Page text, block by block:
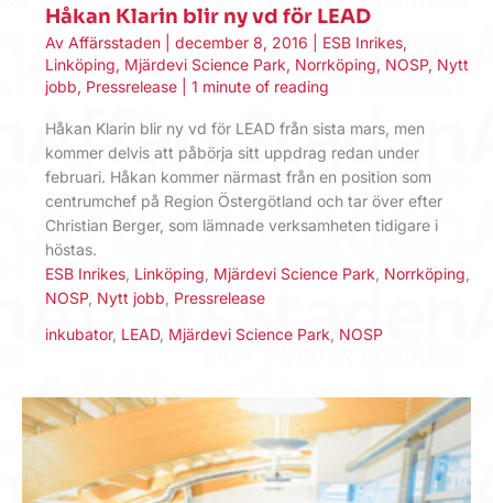
Håkan Klarin blir ny vd för LEAD
Av Affärsstaden december 8, 2016 ESB Inrikes,
Linköping, Mjärdevi Science Park, Norrköping, NOSP, Nytt
jobb, Pressrelease 1 minute of reading
Håkan Klarin blir ny vd för LEAD från sista mars, men
kommer delvis att påbörja sitt uppdrag redan under
februari. Håkan kommer närmast från en position som
centrumchef på Region Östergötland och tar över efter
Christian Berger, som lämnade verksamheten tidigare i
höstas.
ESB Inrikes Linköping Mjärdevi Science Park Norrköping
NOSP, Nytt jobb Pressrelease
inkubator, LEAD, Mjärdevi Science Park NOSP